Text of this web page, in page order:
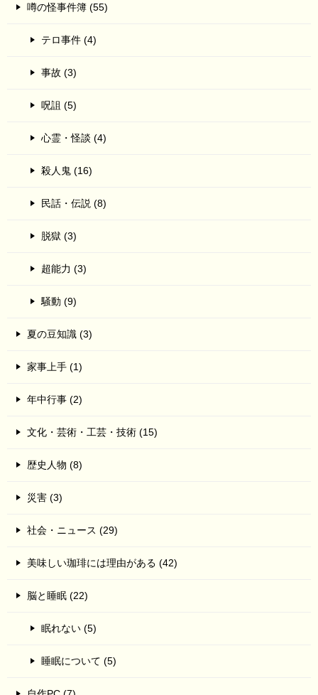
噂の怪事件簿 (55)
テロ事件 (4)
事故 (3)
呪詛 (5)
心霊・怪談 (4)
殺人鬼 (16)
民話・伝説 (8)
脱獄 (3)
超能力 (3)
騒動 (9)
夏の豆知識 (3)
家事上手 (1)
年中行事 (2)
文化・芸術・工芸・技術 (15)
歴史人物 (8)
災害 (3)
社会・ニュース (29)
美味しい珈琲には理由がある (42)
脳と睡眠 (22)
眠れない (5)
睡眠について (5)